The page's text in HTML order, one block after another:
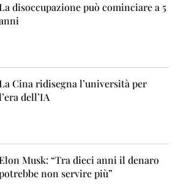
disoccupazione può cominciare a 5
Cina ridisegna l’università per
dell’IA
Musk: “Tra dieci anni il denaro
non servire più”